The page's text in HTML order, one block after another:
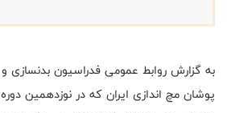
به گزارش روابط عمومی فدراسیون بدنسازی
پوشان مچ اندازی ایران که در نوزدهمین